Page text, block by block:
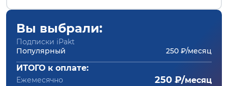
Вы выбрали:
Подписки iPakt
Популярный
250 ₽/месяц
ИТОГО к оплате:
Ежемесячно 250 ₽/месяц